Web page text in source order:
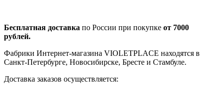
Бесплатная доставка по России при покупке от 7000
рублей.
Фабрики Интернет-магазина VIOLETPLACE находятся в
Санкт-Петербурге, Новосибирске, Бресте и Стамбуле.
Доставка заказов осуществляется: